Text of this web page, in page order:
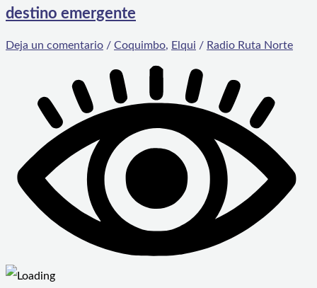
destino emergente
Deja un comentario / Coquimbo, Elqui / Radio Ruta Norte